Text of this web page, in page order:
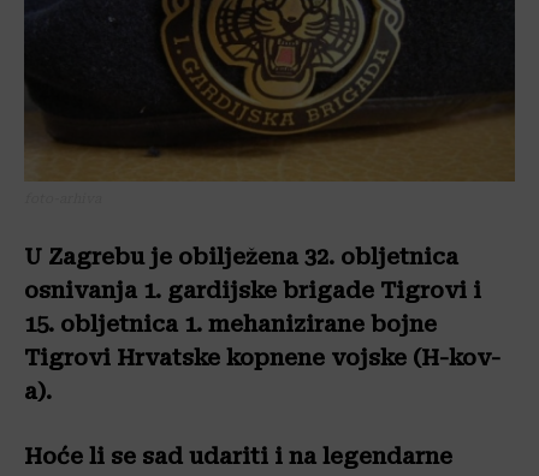
U Zagrebu je obilježena 32. obljetnica
osnivanja 1. gardijske brigade Tigrovi i
15. obljetnica 1. mehanizirane bojne
Tigrovi Hrvatske kopnene vojske (H-kov-
a).
Hoće li se sad udariti i na legendarne